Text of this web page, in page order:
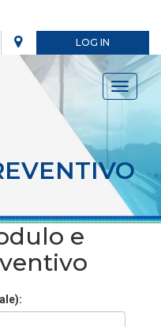
LOG IN
Toggle
e